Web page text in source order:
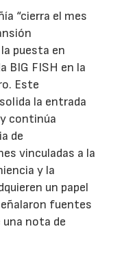
“cierra el mes
puesta en
BIG FISH en la
Este
la entrada
continúa
de
vinculadas a la
y la
un papel
fuentes
una nota de